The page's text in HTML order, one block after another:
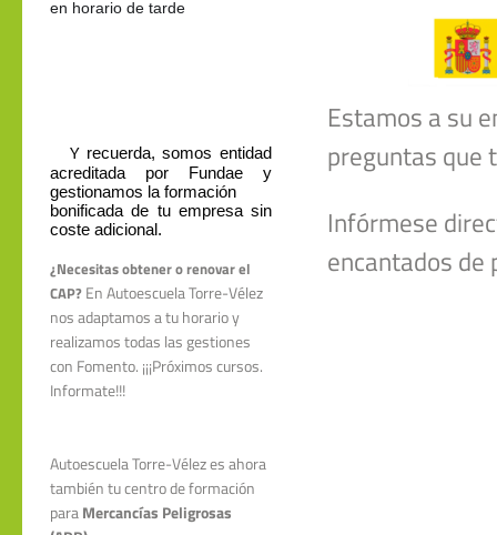
en horario de tarde
✅
Y recuerda, somos entidad
acreditada por Fundae y
gestionamos la formación
bonificada de tu empresa sin
coste adicional.
¿Necesitas obtener o renovar el
CAP? En Autoescuela Torre-Vélez
nos adaptamos a tu horario y
realizamos todas las gestiones
con Fomento. ¡¡¡Próximos cursos.
Informate!!!
Autoescuela Torre-Vélez es ahora
también tu centro de formación
paraMercancías Peligrosas
Estamos a su
preguntas que
Infórmese
encantados de